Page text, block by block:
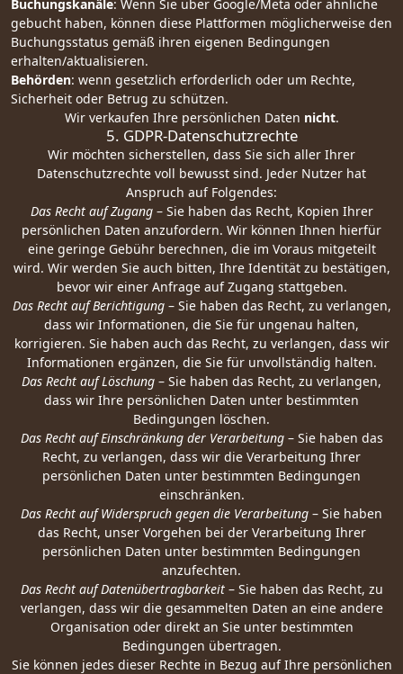
Buchungskanäle: Wenn Sie über Google/Meta oder ähnliche
gebucht haben, können diese Plattformen möglicherweise den
Buchungsstatus gemäß ihren eigenen Bedingungen
erhalten/aktualisieren.
Behörden: wenn gesetzlich erforderlich oder um Rechte,
Sicherheit oder Betrug zu schützen.
Wir verkaufen Ihre persönlichen Daten nicht.
5. GDPR-Datenschutzrechte
Wir möchten sicherstellen, dass Sie sich aller Ihrer
Datenschutzrechte voll bewusst sind. Jeder Nutzer hat
Anspruch auf Folgendes:
Das Recht auf Zugang– Sie haben das Recht, Kopien Ihrer
persönlichen Daten anzufordern. Wir können Ihnen hierfür
eine geringe Gebühr berechnen, die im Voraus mitgeteilt
wird. Wir werden Sie auch bitten, Ihre Identität zu bestätigen,
bevor wir einer Anfrage auf Zugang stattgeben.
Das Recht auf Berichtigung– Sie haben das Recht, zu verlangen,
dass wir Informationen, die Sie für ungenau halten,
korrigieren. Sie haben auch das Recht, zu verlangen, dass wir
Informationen ergänzen, die Sie für unvollständig halten.
Das Recht auf Löschung – Sie haben das Recht, zu verlangen,
dass wir Ihre persönlichen Daten unter bestimmten
Bedingungen löschen.
Das Recht auf Einschränkung der Verarbeitung– Sie haben das
Recht, zu verlangen, dass wir die Verarbeitung Ihrer
persönlichen Daten unter bestimmten Bedingungen
einschränken.
Das Recht auf Widerspruch gegen die Verarbeitung – Sie haben
das Recht, unser Vorgehen bei der Verarbeitung Ihrer
persönlichen Daten unter bestimmten Bedingungen
anzufechten.
Das Recht auf Datenübertragbarkeit– Sie haben das Recht, zu
verlangen, dass wir die gesammelten Daten an eine andere
Organisation oder direkt an Sie unter bestimmten
Bedingungen übertragen.
Sie können jedes dieser Rechte in Bezug auf Ihre persönlichen